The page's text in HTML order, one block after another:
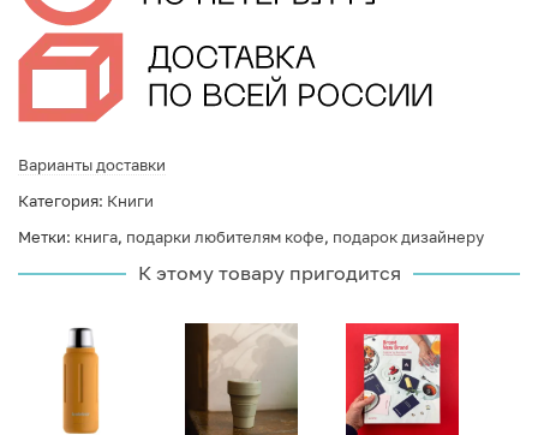
Варианты доставки
Категория: Книги
Метки: книга, подарки любителям кофе, подарок дизайнеру
К этому товару пригодится